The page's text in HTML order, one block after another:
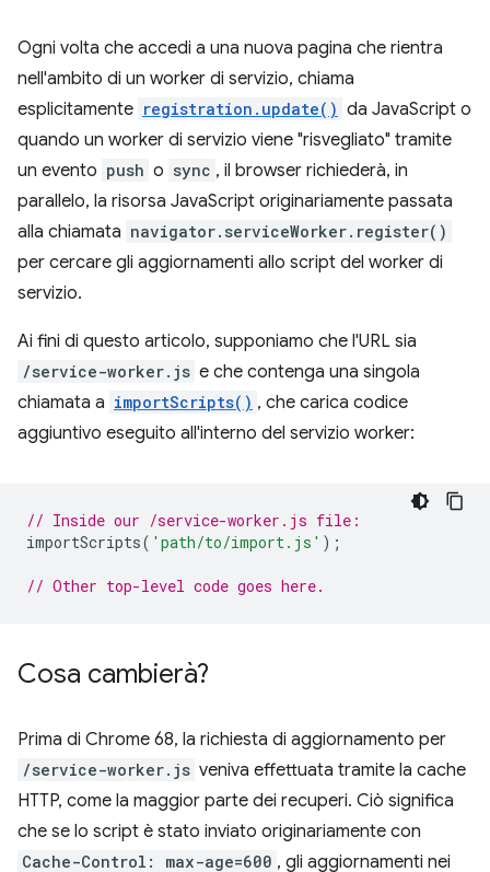
Ogni volta che accedi a una nuova pagina che rientra
nell'ambito di un worker di servizio, chiama
esplicitamente registration.update() da JavaScript o
quando un worker di servizio viene "risvegliato" tramite
un evento push o sync , il browser richiederà, in
parallelo, la risorsa JavaScript originariamente passata
alla chiamata navigator.serviceWorker.register()
per cercare gli aggiornamenti allo script del worker di
servizio.
Ai fini di questo articolo, supponiamo che l'URL sia
/service-worker.js e che contenga una singola
chiamata a importScripts() , che carica codice
aggiuntivo eseguito all'interno del servizio worker:
// Inside our /service-worker.js file:
importScripts( 'path/to/import.js' );
// Other top-level code goes here.
Cosa cambierà?
Prima di Chrome 68, la richiesta di aggiornamento per
/service-worker.js veniva effettuata tramite la cache
HTTP, come la maggior parte dei recuperi. Ciò significa
che se lo script è stato inviato originariamente con
Cache-Control: max-age=600 , gli aggiornamenti nei